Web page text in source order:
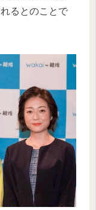
るとのことで